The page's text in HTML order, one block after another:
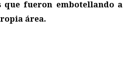
que fueron embotellando a
área.